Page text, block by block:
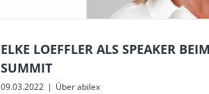
ELKE LOEFFLER ALS SPEAKER
SUMMIT
09.03.2022 | Über abilex